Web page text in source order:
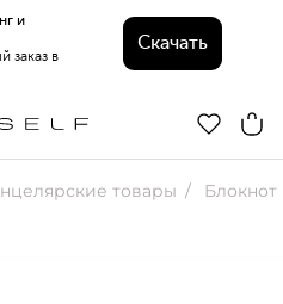
и
заказ в
Скачать
товары Блокнот